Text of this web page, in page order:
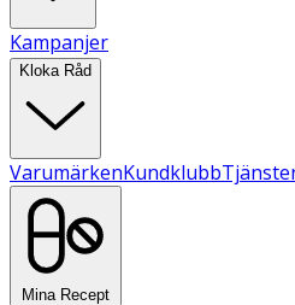
Kampanjer
Kloka Råd
VarumärkenKundklubb
Mina Recept